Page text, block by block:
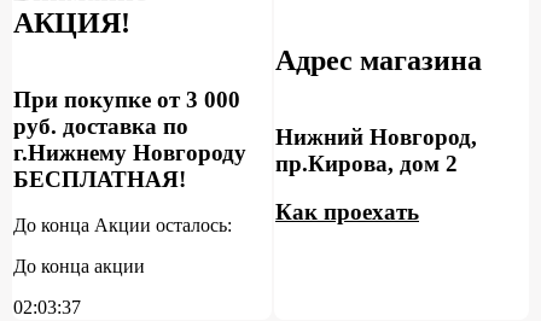
АКЦИЯ!
При покупке от 3 000
руб. доставка по
г.Нижнему Новгороду
БЕСПЛАТНАЯ!
До конца Акции осталось:
До конца акции
02:03:36
Адрес магазина
Нижний Новгород,
пр.Кирова, дом 2
Как проехать